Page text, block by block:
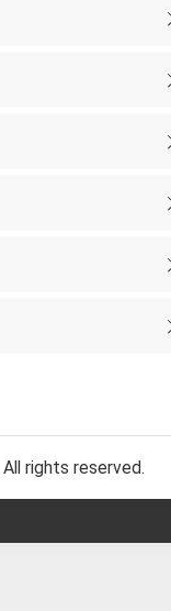
rights reserved.